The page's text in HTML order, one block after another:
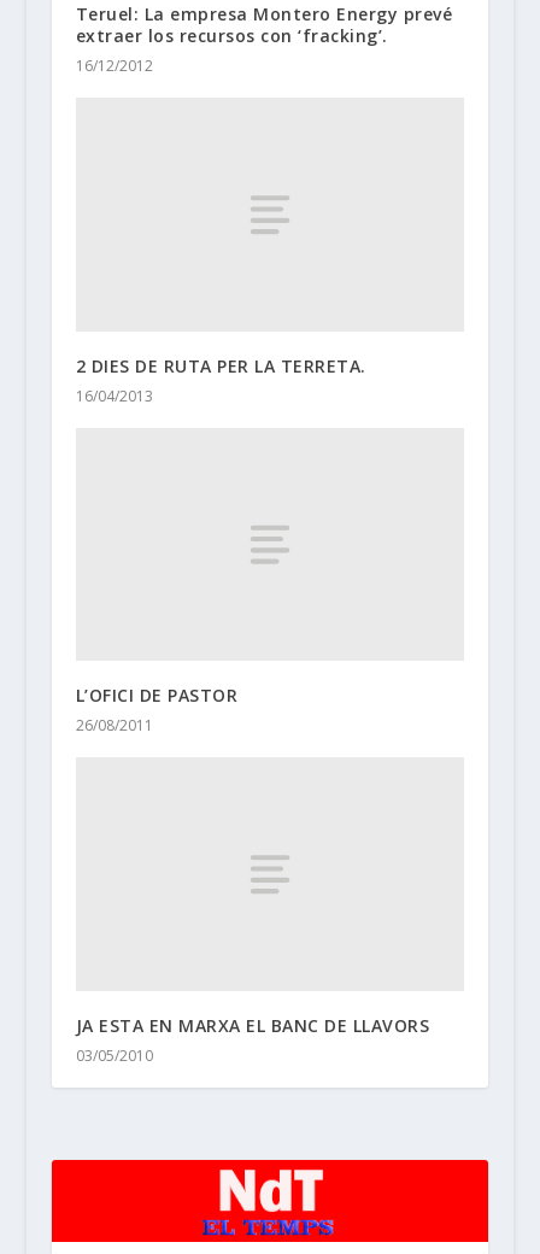
Teruel: La empresa Montero Energy prevé
extraer los recursos con ‘fracking’.
16/12/2012
2 DIES DE RUTA PER LA TERRETA.
16/04/2013
L’OFICI DE PASTOR
26/08/2011
JA ESTA EN MARXA EL BANC DE LLAVORS
03/05/2010